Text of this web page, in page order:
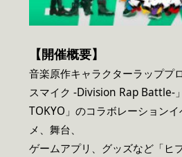
【開催概要】
音楽原作キャラクターラッププ
スマイク -Division Rap Battle-
TOKYO」のコラボレーション
メ、舞台、
ゲームアプリ、グッズなど「ヒ